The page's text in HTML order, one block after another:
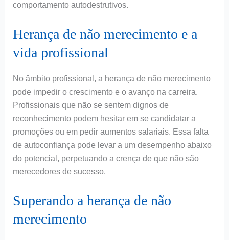
comportamento autodestrutivos.
Herança de não merecimento e a
vida profissional
No âmbito profissional, a herança de não merecimento
pode impedir o crescimento e o avanço na carreira.
Profissionais que não se sentem dignos de
reconhecimento podem hesitar em se candidatar a
promoções ou em pedir aumentos salariais. Essa falta
de autoconfiança pode levar a um desempenho abaixo
do potencial, perpetuando a crença de que não são
merecedores de sucesso.
Superando a herança de não
merecimento